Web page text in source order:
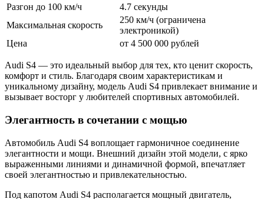
Разгон до 100 км/ч
4.7 секунды
Максимальная скорость
250 км/ч (ограничена
электроникой)
Цена
от 4 500 000 рублей
Audi S4 — это идеальный выбор для тех, кто ценит скорость,
комфорт и стиль. Благодаря своим характеристикам и
уникальному дизайну, модель Audi S4 привлекает внимание и
вызывает восторг у любителей спортивных автомобилей.
Элегантность в сочетании с мощью
Автомобиль Audi S4 воплощает гармоничное соединение
элегантности и мощи. Внешний дизайн этой модели, с ярко
выраженными линиями и динамичной формой, впечатляет
своей элегантностью и привлекательностью.
Под капотом Audi S4 располагается мощный двигатель,